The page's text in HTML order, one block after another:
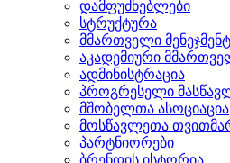
დამფუძნებლები
სტრუქტურა
მმართველი
აკადემიური
ადმინისტრაცია
პროგრესელი
მშობელთა ასოციაცია
მოსწავლეთა
პარტნიორები
ბრენდის ისტორია